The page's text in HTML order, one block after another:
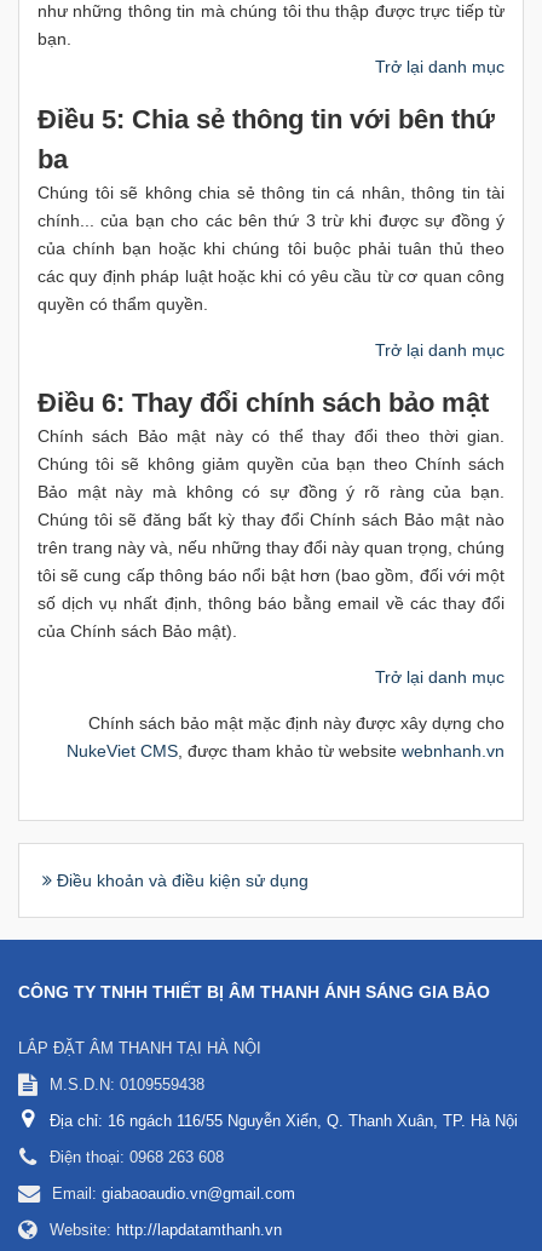
như những thông tin mà chúng tôi thu thập được trực tiếp từ
bạn.
Trở lại danh mục
Điều 5: Chia sẻ thông tin với bên thứ
ba
Chúng tôi sẽ không chia sẻ thông tin cá nhân, thông tin tài
chính... của bạn cho các bên thứ 3 trừ khi được sự đồng ý
của chính bạn hoặc khi chúng tôi buộc phải tuân thủ theo
các quy định pháp luật hoặc khi có yêu cầu từ cơ quan công
quyền có thẩm quyền.
Trở lại danh mục
Điều 6: Thay đổi chính sách bảo mật
Chính sách Bảo mật này có thể thay đổi theo thời gian.
Chúng tôi sẽ không giảm quyền của bạn theo Chính sách
Bảo mật này mà không có sự đồng ý rõ ràng của bạn.
Chúng tôi sẽ đăng bất kỳ thay đổi Chính sách Bảo mật nào
trên trang này và, nếu những thay đổi này quan trọng, chúng
tôi sẽ cung cấp thông báo nổi bật hơn (bao gồm, đối với một
số dịch vụ nhất định, thông báo bằng email về các thay đổi
của Chính sách Bảo mật).
Trở lại danh mục
Chính sách bảo mật mặc định này được xây dựng cho
NukeViet CMS , được tham khảo từ website webnhanh.vn
Điều khoản và điều kiện sử dụng
CÔNG TY TNHH THIẾT BỊ ÂM THANH ÁNH SÁNG GIA BẢO
LẮP ĐẶT ÂM THANH TẠI HÀ NỘI
M.S.D.N: 0109559438
Địa chỉ: 16 ngách 116/55 Nguyễn Xiển, Q. Thanh Xuân, TP. Hà Nội
Điện thoại: 0968 263 608
Email: giabaoaudio.vn@gmail.com
Website: http://lapdatamthanh.vn